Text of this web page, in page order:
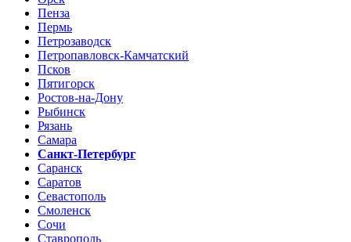
Пенза
Пермь
Петрозаводск
Петропавловск-Камчатский
Псков
Пятигорск
Ростов-на-Дону
Рыбинск
Рязань
Самара
Санкт-Петербург
Саранск
Саратов
Севастополь
Смоленск
Сочи
Ставрополь